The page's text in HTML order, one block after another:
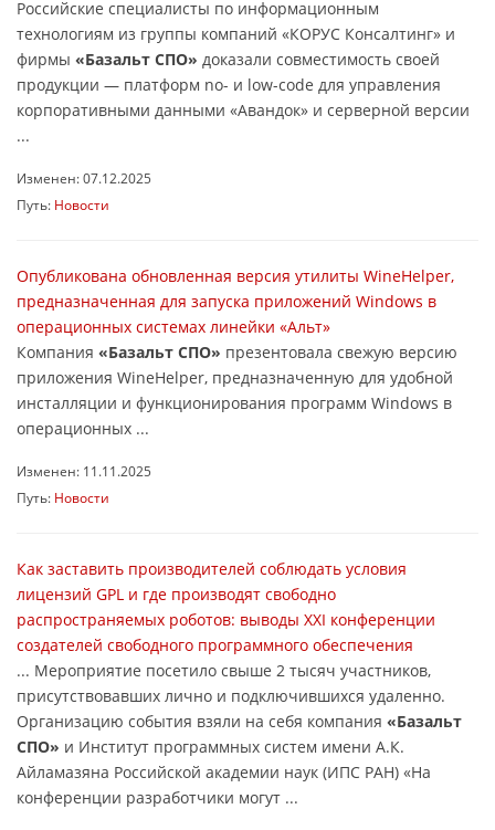
Российские специалисты по информационным
технологиям из группы компаний «КОРУС Консалтинг» и
фирмы «Базальт СПО» доказали совместимость своей
продукции — платформ no- и low-code для управления
корпоративными данными «Авандок» и серверной версии
...
Изменен: 07.12.2025
Путь: Новости
Опубликована обновленная версия утилиты WineHelper,
предназначенная для запуска приложений Windows в
операционных системах линейки «Альт»
Компания «Базальт СПО» презентовала свежую версию
приложения WineHelper, предназначенную для удобной
инсталляции и функционирования программ Windows в
операционных ...
Изменен: 11.11.2025
Путь: Новости
Как заставить производителей соблюдать условия
лицензий GPL и где производят свободно
распространяемых роботов: выводы XXI конференции
создателей свободного программного обеспечения
... Мероприятие посетило свыше 2 тысяч участников,
присутствовавших лично и подключившихся удаленно.
Организацию события взяли на себя компания «Базальт
СПО» и Институт программных систем имени А.К.
Айламазяна Российской академии наук (ИПС РАН) «На
конференции разработчики могут ...